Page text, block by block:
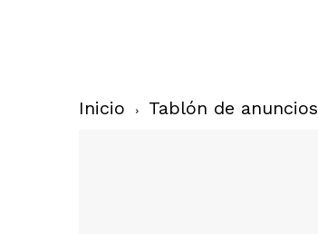
Inicio Tablón de anuncios